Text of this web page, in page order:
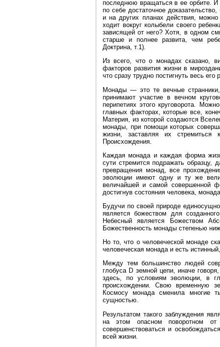
последнюю вращаться в ее орбите. И
по себе достаточное
и на других планах действия,
ходит вокруг колыбели своего
зависящей от него? Хотя, в одном
старше и полнее развита, чем
Доктрина, т.1).
Из всего, что о монадах сказано,
факторов развития жизни в
что сразу трудно постигнуть весь его
Монады — это те вечные
принимают участие в вечном
перипетиях этого круговорота.
главных факторах, которые все,
Материя, из которой создаются
монады, при помощи которых
жизни, заставляя их
Происхождения.
Каждая монада и каждая форма
сути стремится подражать образцу,
превращения монад, все
эволюции имеют одну и ту же
величайшей и самой совершенной
достигнув состояния человека,
Будучи по своей природе
является божеством для
Небесный является Божеством
Божественность монады степенью
Но то, что о человеческой монаде
человеческая монада и есть
Между тем большинство людей
глобуса D земной цепи, иначе
здесь, по условиям эволюции, в
происхождении. Свою временную
Космосу монада сменила многие
сущностью.
Результатом такого заблуждения
на этом опасном поворотном
совершенствоваться и
всей жизни.